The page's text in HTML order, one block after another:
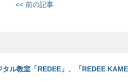
<< 前の記事
タル教室「REDEE」、「REDEE